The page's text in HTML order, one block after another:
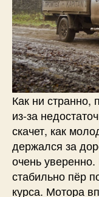
Как ни странно,
из-за
скачет, как
держался за
очень
стабильно пёр
курса. Мотора